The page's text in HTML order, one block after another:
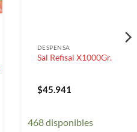
DESPENSA
Sal Refisal X1000Gr.
$45.941
468 disponibles